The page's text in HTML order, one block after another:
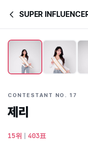
SUPER
CONTESTANT NO. 17
제리
15위 | 403표